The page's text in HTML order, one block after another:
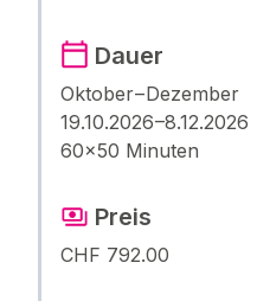
Dauer
Oktober – Dezember
19.10.2026 –8.12.2026
60×50 Minuten
Preis
CHF 792.00